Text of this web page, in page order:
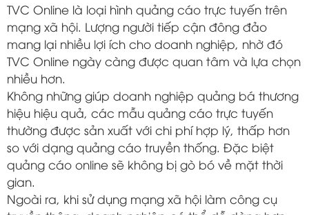
TVC Online là loại hình quảng cáo trực tuyến trên
mạng xã hội. Lượng người tiếp cận đông đảo
mang lại nhiều lợi ích cho doanh nghiệp, nhờ đó
TVC Online ngày càng được quan tâm và lựa chọn
nhiều hơn.
Không những giúp doanh nghiệp quảng bá thương
hiệu hiệu quả, các mẫu quảng cáo trực tuyến
thường được sản xuất với chi phí hợp lý, thấp hơn
so với dạng quảng cáo truyền thống. Đặc biệt
quảng cáo online sẽ không bị gò bó về mặt thời
gian.
Ngoài ra, khi sử dụng mạng xã hội làm công cụ